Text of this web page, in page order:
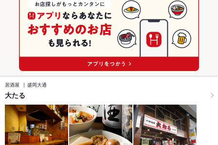
居酒屋 盛岡大通
大たる